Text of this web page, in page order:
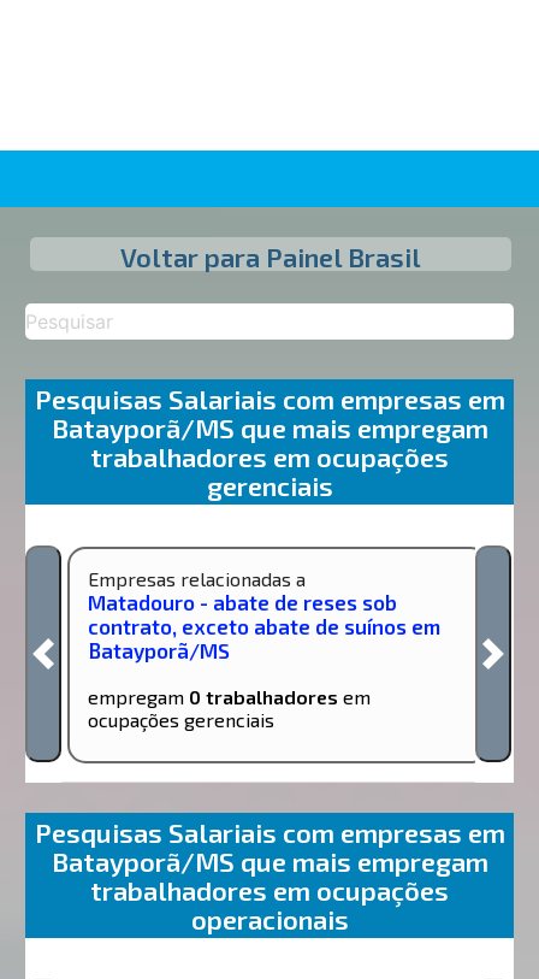
Voltar para Painel Brasil
Pesquisas Salariais com empresas em
Batayporã/MS que mais empregam
trabalhadores em ocupações
gerenciais
Empresas relacionadas a
Matadouro - abate de reses sob
contrato, exceto abate de suínos em
Batayporã/MS
empregam 0 trabalhadores em
ocupações gerenciais
Pesquisas Salariais com empresas em
Batayporã/MS que mais empregam
trabalhadores em ocupações
operacionais